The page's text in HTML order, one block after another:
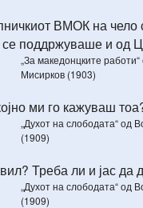
ВМОК на
се поддржуваше и
„За македонцките
Мисирков (1903)
ми го кажуваш
„Духот на слободата“ од
(1909)
Треба ли и јас да
„Духот на слободата“ од
(1909)